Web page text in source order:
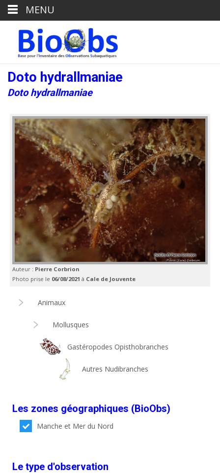
Doto hydrallmaniae
Doto hydrallmaniae
Auteur : Pierre Corbrion
Photo prise le 06/08/2021 à Cale de Jouvente
Animaux
Mollusques
Gastéropodes Opisthobranches
Autres Nudibranches
Les zones géographiques (BioObs)
Manche et Mer du Nord
Le type d'observation
MENU